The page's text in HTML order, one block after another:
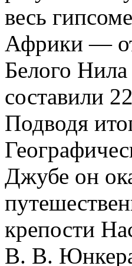
весь
Африки —
Белого
составили
Подводя
Джубе он
крепости
В. В.